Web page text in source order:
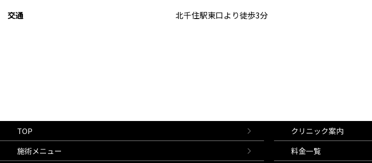
交通
北千住駅東口より徒歩3分
TOP
クリニック案内
施術メニュー
料金一覧